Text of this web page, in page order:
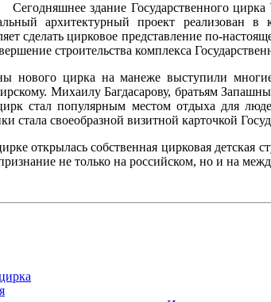
Сегодняшнее здание Государственного
архитектурный проект реализован
сделать цирковое представление по-
строительства комплекса
нового цирка на манеже выступили
Михаилу Багдасарову, братьям
стал популярным местом отдыха для
стала своеобразной визитной карточкой
открылась собственная цирковая детская
не только на российском, но и на